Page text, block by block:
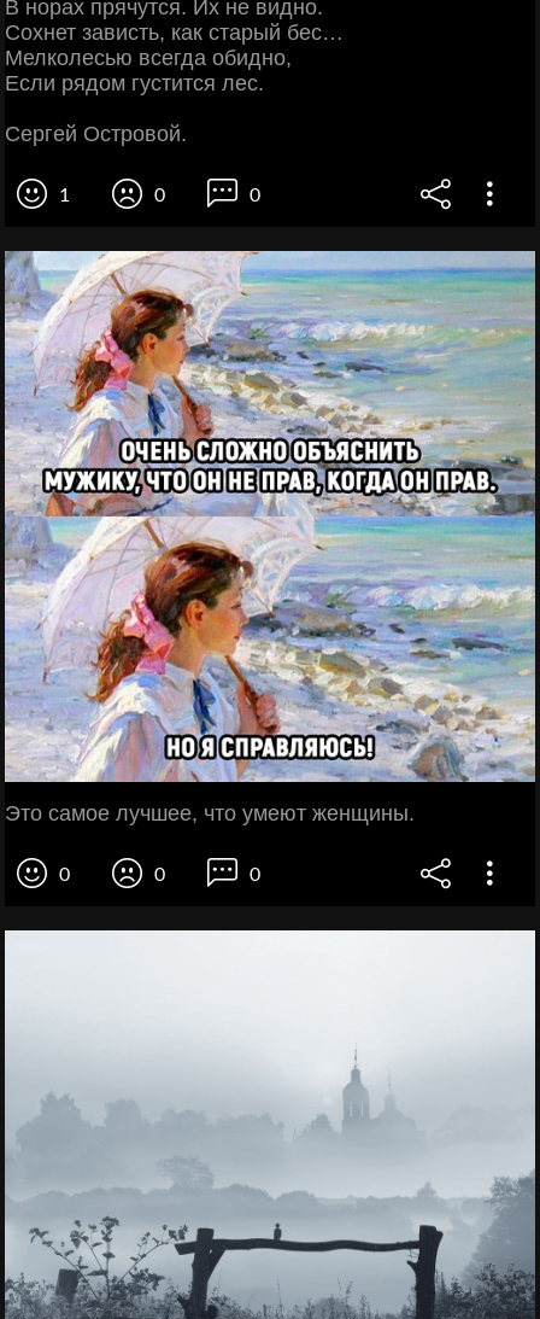
В норах прячутся. Их не видно.
Сохнет зависть, как старый бес…
Мелколесью всегда обидно,
Если рядом густится лес.
Сергей Островой.
1 0 0
Это самое лучшее, что умеют женщины.
0 0 0